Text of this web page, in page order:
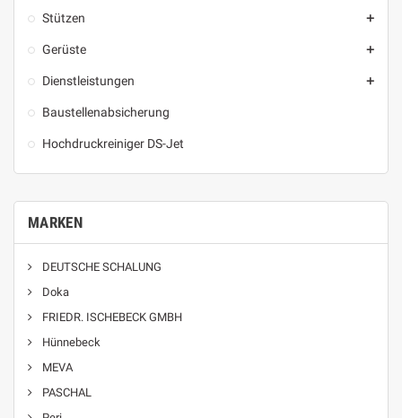
Stützen 
Gerüste 
Dienstleistungen 
Baustellenabsicherung
Hochdruckreiniger DS-Jet
MARKEN
DEUTSCHE SCHALUNG
Doka
FRIEDR. ISCHEBECK GMBH
Hünnebeck
MEVA
PASCHAL